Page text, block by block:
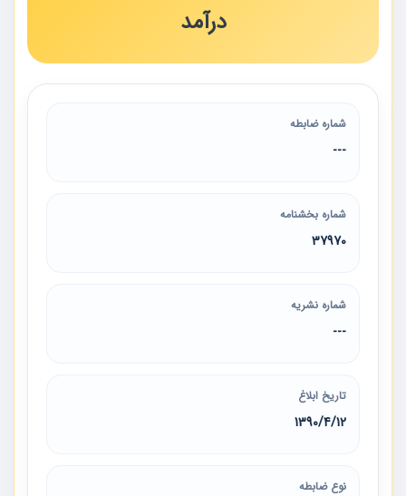
درآمد
شماره ضابطه
---
شماره بخشنامه
37970
شماره نشریه
---
تاریخ ابلاغ
1390/4/12
نوع ضابطه